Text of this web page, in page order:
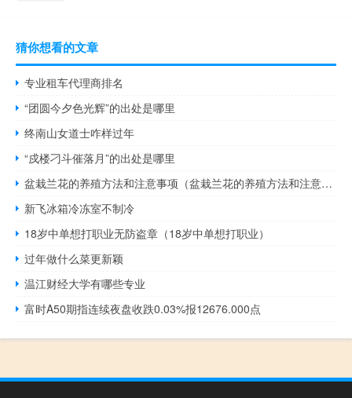
猜你想看的文章
专业租车代理商排名
“团圆今夕色光辉”的出处是哪里
终南山女道士咋样过年
“戍楼刁斗催落月”的出处是哪里
盆栽兰花的养殖方法和注意事项（盆栽兰花的养殖方法和注意事项）
新飞冰箱冷冻室不制冷
18岁中单想打职业无防盗章（18岁中单想打职业）
过年做什么菜更新颖
温江财经大学有哪些专业
富时A50期指连续夜盘收跌0.03%报12676.000点